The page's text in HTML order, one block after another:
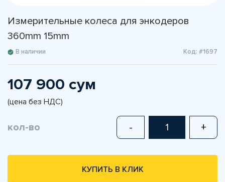
Измерительные колеса для энкодеров
360mm 15mm
В наличии Код: #1697
107 900 сум
(цена без НДС)
кол-во - +
КУПИТЬ В КЛИК